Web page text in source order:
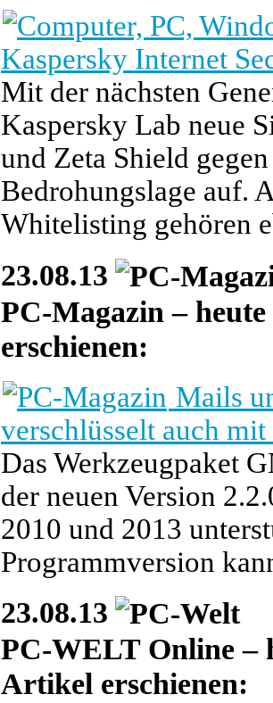
Kaspersky Internet
Mit der nächsten
Kaspersky Lab neue
und Zeta Shield
Bedrohungslage auf.
Whitelisting gehören
23.08.13
PC-Magazin –
erschienen:
Mails
verschlüsselt auch
Das Werkzeugpaket
der neuen Version
2010 und 2013
Programmversion
23.08.13
PC-WELT Online –
Artikel erschienen: